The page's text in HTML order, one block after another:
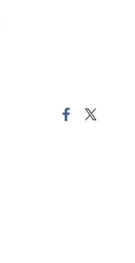
페
이
트
위